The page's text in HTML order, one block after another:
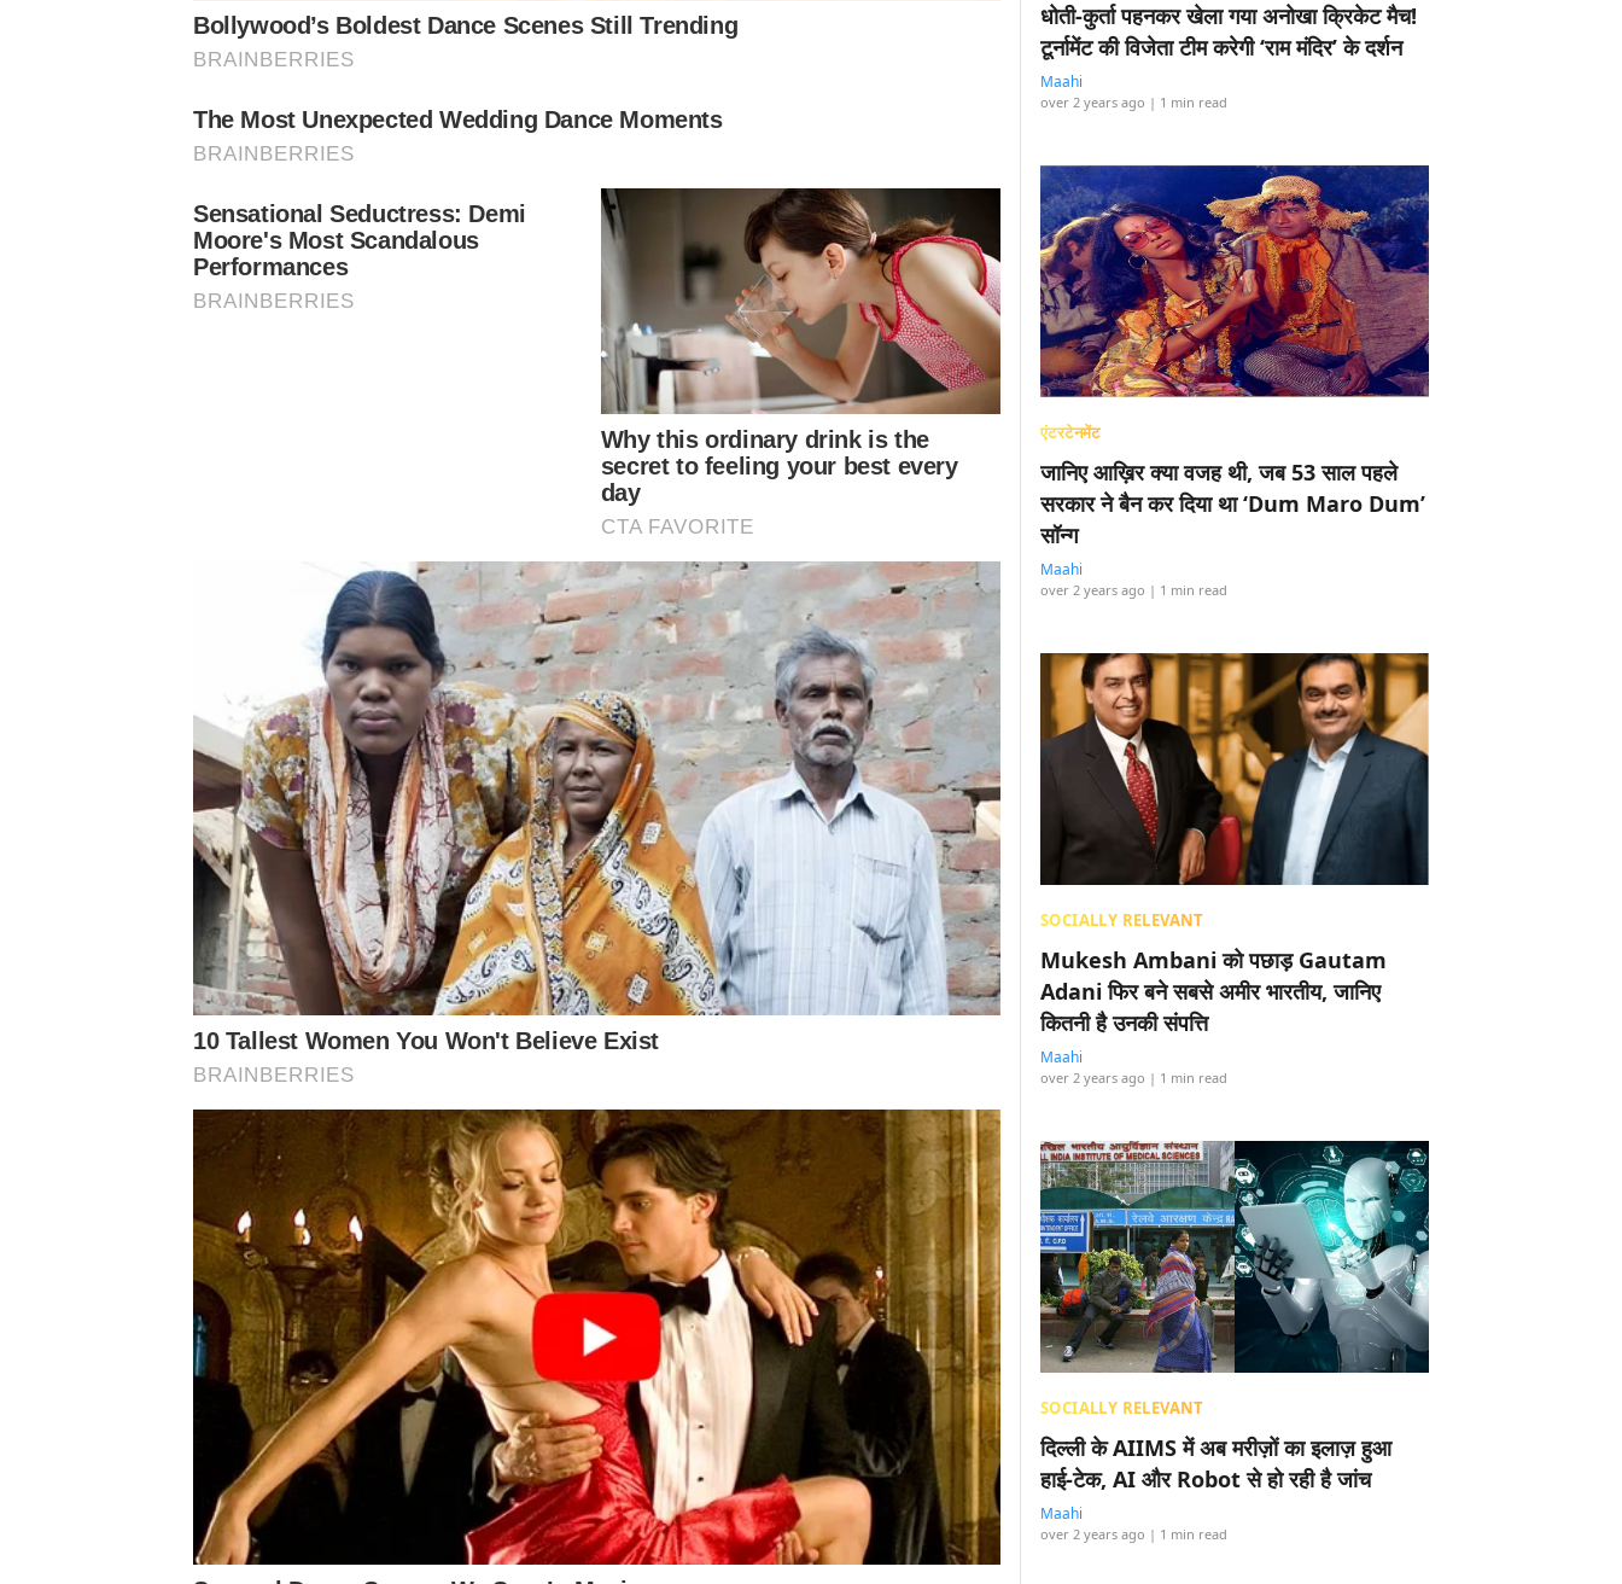
धोती-कुर्ता पहनकर खेला गया अनोखा क्रिकेट मैच!
टूर्नामेंट की विजेता टीम करेगी ‘राम मंदिर’ के दर्शन
Maahi
over 2 years ago | 1 min read
एंटरटेनमेंट
जानिए आख़िर क्या वजह थी, जब 53 साल पहले
सरकार ने बैन कर दिया था ‘Dum Maro Dum’
सॉन्ग
Maahi
over 2 years ago | 1 min read
SOCIALLY RELEVANT
Mukesh Ambani को पछाड़ Gautam
Adani फिर बने सबसे अमीर भारतीय, जानिए
कितनी है उनकी संपत्ति
Maahi
over 2 years ago | 1 min read
SOCIALLY RELEVANT
दिल्ली के AIIMS में अब मरीज़ों का इलाज़ हुआ
हाई-टेक, AI और Robot से हो रही है जांच
Maahi
over 2 years ago | 1 min read